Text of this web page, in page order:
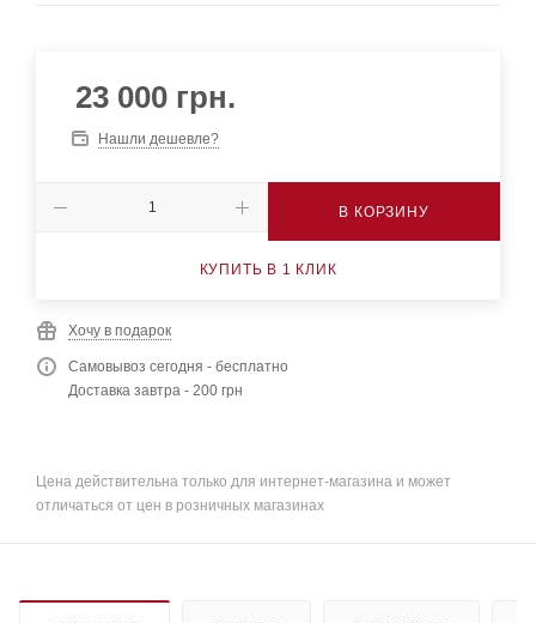
23 000 грн.
Нашли дешевле?
В КОРЗИНУ
КУПИТЬ В 1 КЛИК
Хочу в подарок
Самовывоз сегодня - бесплатно
Доставка завтра - 200 грн
Цена действительна только для интернет-магазина и может
отличаться от цен в розничных магазинах